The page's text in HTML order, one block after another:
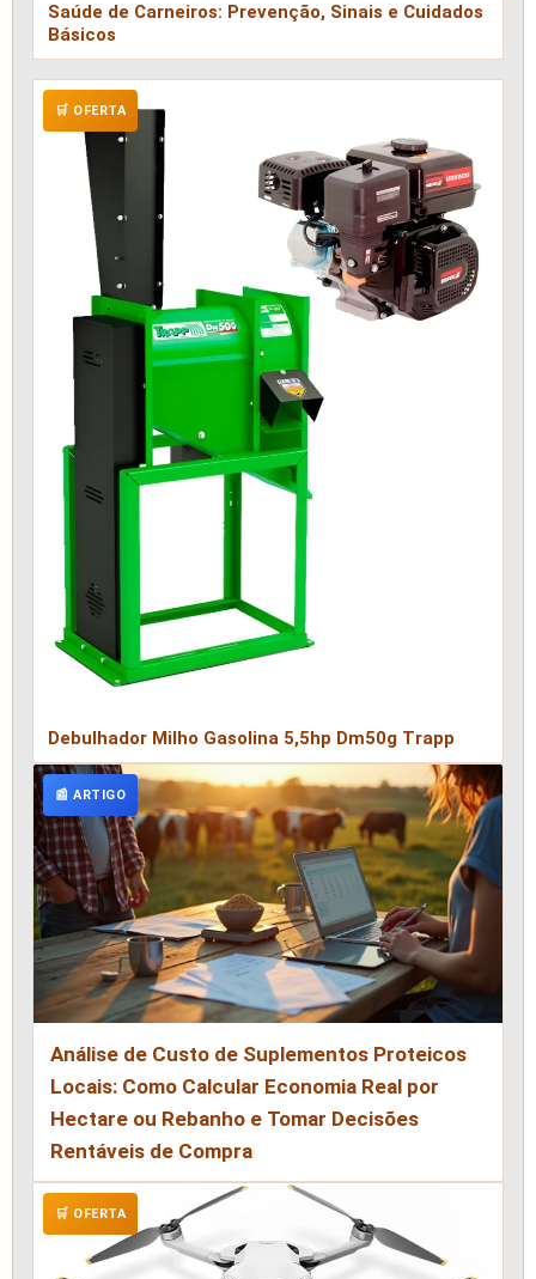
Saúde de Carneiros: Prevenção, Sinais e Cuidados
Básicos
🛒 OFERTA
Debulhador Milho Gasolina 5,5hp Dm50g Trapp
📰 ARTIGO
Análise de Custo de Suplementos Proteicos
Locais: Como Calcular Economia Real por
Hectare ou Rebanho e Tomar Decisões
Rentáveis de Compra
🛒 OFERTA